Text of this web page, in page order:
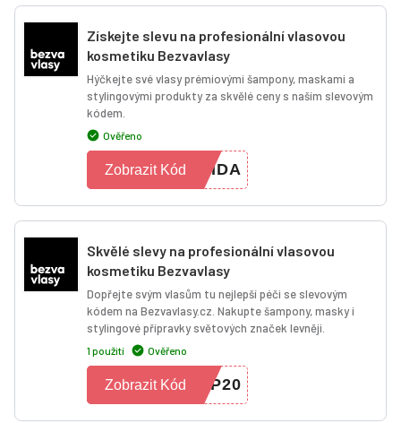
Získejte slevu na profesionální vlasovou
kosmetiku Bezvavlasy
Hýčkejte své vlasy prémiovými šampony, maskami a
stylingovými produkty za skvělé ceny s naším slevovým
kódem.
Ověřeno
LIDA
Zobrazit Kód
Skvělé slevy na profesionální vlasovou
kosmetiku Bezvavlasy
Dopřejte svým vlasům tu nejlepší péči se slevovým
kódem na Bezvavlasy.cz. Nakupte šampony, masky i
stylingové přípravky světových značek levněji.
1 použití Ověřeno
SP20
Zobrazit Kód